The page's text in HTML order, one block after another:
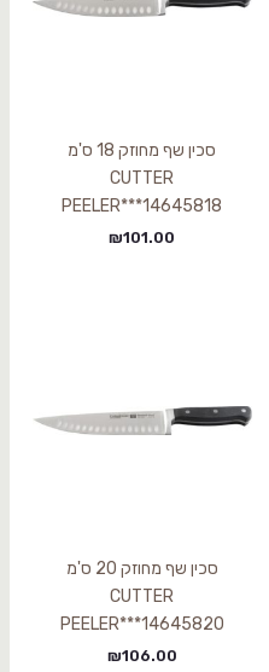
סכין שף מחוזק 18 ס'מ
CUTTER
PEELER***14645818
₪101.00
סכין שף מחוזק 20 ס'מ
CUTTER
PEELER***14645820
₪106.00